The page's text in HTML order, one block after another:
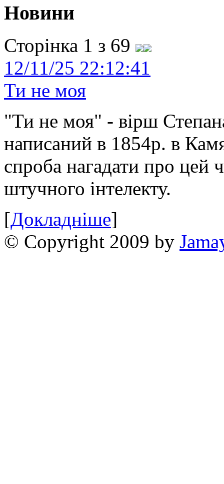
Новини
Сторінка 1 з 69
12/11/25 22:12:41
Ти не моя
"Ти не моя" - вірш
написаний в 1854р. в
спроба нагадати про цей
штучного інтелекту.
[Докладніше]
© Copyright 2009 by